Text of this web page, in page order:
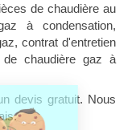
de chaudière au
à condensation,
contrat d'entretien
chaudière gaz à
devis gratuit. Nous